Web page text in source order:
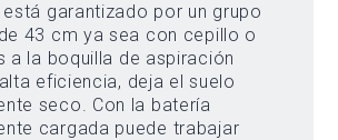
garantizado por un grupo
43 cm ya sea con cepillo o
a la boquilla de aspiración
eficiencia, deja el suelo
seco. Con la batería
cargada puede trabajar